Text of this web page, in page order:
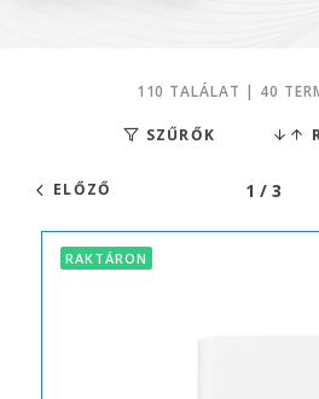
110 TALÁLAT | 40
SZŰRŐK
ELŐZŐ 1 / 3
RAKTÁRON